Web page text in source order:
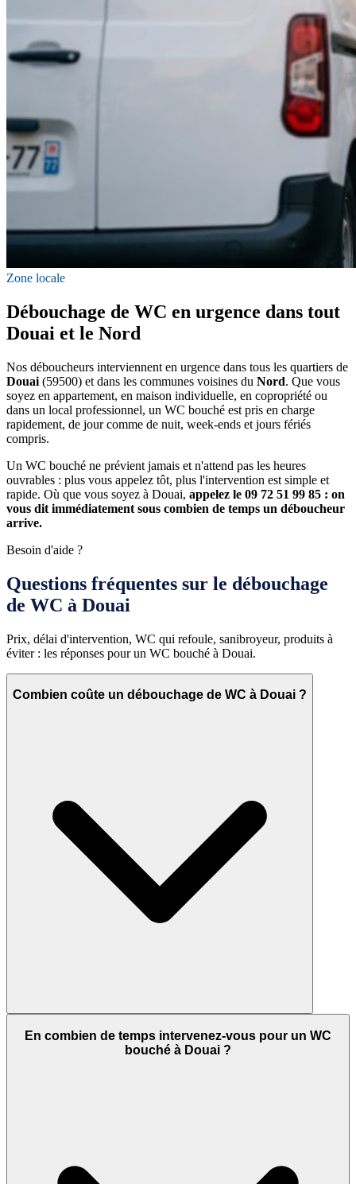
Zone locale
Débouchage de WC en urgence dans tout
Douai et le Nord
Nos déboucheurs interviennent en urgence dans tous les quartiers de
Douai (59500) et dans les communes voisines du Nord. Que vous
soyez en appartement, en maison individuelle, en copropriété ou
dans un local professionnel, un WC bouché est pris en charge
rapidement, de jour comme de nuit, week-ends et jours fériés
compris.
Un WC bouché ne prévient jamais et n'attend pas les heures
ouvrables : plus vous appelez tôt, plus l'intervention est simple et
rapide. Où que vous soyez à Douai, appelez le 09 72 51 99 85 : on
vous dit immédiatement sous combien de temps un déboucheur
arrive.
Besoin d'aide ?
Questions fréquentes sur le débouchage
de WC à Douai
Prix, délai d'intervention, WC qui refoule, sanibroyeur, produits à
éviter : les réponses pour un WC bouché à Douai.
Combien coûte un débouchage de WC à Douai ?
En combien de temps intervenez-vous pour un WC
bouché à Douai ?